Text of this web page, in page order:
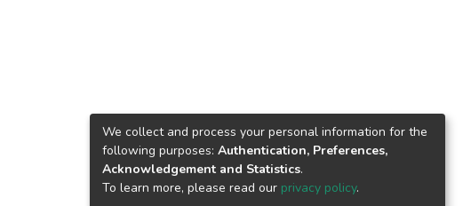
We collect and process your personal information for the
following purposes: Authentication, Preferences,
Acknowledgement and Statistics.
To learn more, please read our privacy policy.